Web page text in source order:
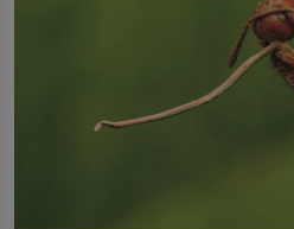
nejdokonalejších organismů […]